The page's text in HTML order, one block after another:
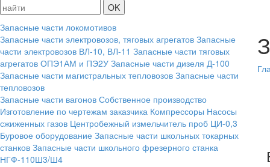
Запасные части локомотивов
Запасные части электровозов, тяговых агрегатов Запасные
части электровозов ВЛ-10, ВЛ-11 Запасные части тяговых
агрегатов ОПЭ1АМ и ПЭ2У Запасные части дизеля Д-100
Запасные части магистральных тепловозов Запасные части
тепловозов
Запасные части вагонов Собственное производство
Изготовление по чертежам заказчика Компрессоры Насосы
сжиженных газов Центробежный измельчитель проб ЦИ-0,3
Буровое оборудование Запасные части школьных токарных
станков Запасные части школьного фрезерного станка
НГФ-110Ш3/Ш4